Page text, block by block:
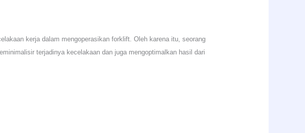
kerja dalam mengoperasikan forklift. Oleh karena itu, seorang
terjadinya kecelakaan dan juga mengoptimalkan hasil dari